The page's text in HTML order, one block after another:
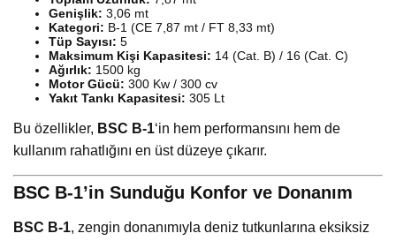
Genişlik: 3,06 mt
Kategori: B-1 (CE 7,87 mt / FT 8,33 mt)
Tüp Sayısı: 5
Maksimum Kişi Kapasitesi: 14 (Cat. B) / 16 (Cat. C)
Ağırlık: 1500 kg
Motor Gücü: 300 Kw / 300 cv
Yakıt Tankı Kapasitesi: 305 Lt
Bu özellikler, BSC B-1‘in hem performansını hem de
kullanım rahatlığını en üst düzeye çıkarır.
BSC B-1’in Sunduğu Konfor ve Donanım
BSC B-1, zengin donanımıyla deniz tutkunlarına eksiksiz